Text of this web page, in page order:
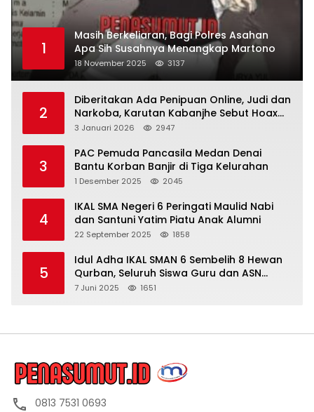
1
Masih Berkeliaran, Bagi Polres Asahan
Apa Sih Susahnya Menangkap Martono
18 November 2025 3137
2
Diberitakan Ada Penipuan Online, Judi dan
Narkoba, Karutan Kabanjhe Sebut Hoax
dan Berita Tak Beryanggungjawab
3 Januari 2026 2947
3
PAC Pemuda Pancasila Medan Denai
Bantu Korban Banjir di Tiga Kelurahan
1 Desember 2025 2045
4
IKAL SMA Negeri 6 Peringati Maulid Nabi
dan Santuni Yatim Piatu Anak Alumni
22 September 2025 1858
5
Idul Adha IKAL SMAN 6 Sembelih 8 Hewan
Qurban, Seluruh Siswa Guru dan ASN
Dapat Daging
7 Juni 2025 1651
0813 7531 0693